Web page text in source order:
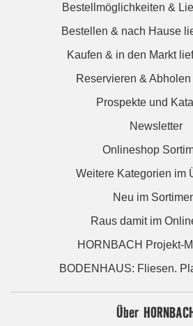
Bestellmöglichkeiten &
Bestellen & nach Hause
Kaufen & in den Markt
Reservieren &
Prospekte und
Newsletter
Onlineshop
Weitere Kategorien im
Neu im
Raus damit im
HORNBACH Projekt-
BODENHAUS: Fliesen.
Über